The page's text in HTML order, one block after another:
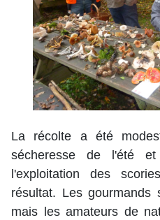
La récolte a été
sécheresse de l'été
l'exploitation des
résultat. Les
mais les amateurs de